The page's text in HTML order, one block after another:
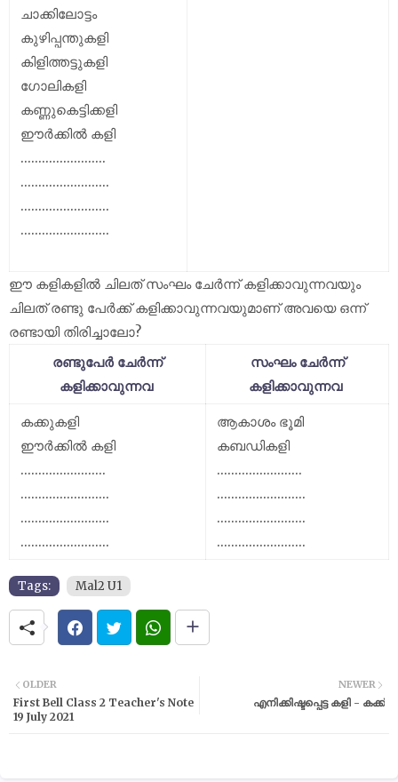
ചാക്കിലോട്ടം
കുഴിപ്പന്തുകളി
കിളിത്തട്ടുകളി
ഗോലികളി
കണ്ണുകെട്ടിക്കളി
ഈർക്കിൽ കളി
........................
.........................
.........................
.........................
ഈ കളികളിൽ ചിലത് സംഘം ചേർന്ന് കളിക്കാവുന്നവയും
ചിലത് രണ്ടു പേർക്ക് കളിക്കാവുന്നവയുമാണ് അവയെ ഒന്ന്
രണ്ടായി തിരിച്ചാലോ?
രണ്ടുപേർ ചേർന്ന്
കളിക്കാവുന്നവ
സംഘം ചേർന്ന്
കളിക്കാവുന്നവ
കക്കുകളി
ഈർക്കിൽ കളി
........................
.........................
.........................
.........................
ആകാശം ഭൂമി
കബഡികളി
........................
.........................
.........................
.........................
Tags: Mal2 U1
NEWER
എനിക്കിഷ്ടപ്പെട്ട കളി - കക്ക്
OLDER
First Bell Class 2 Teacher's Note
19 July 2021